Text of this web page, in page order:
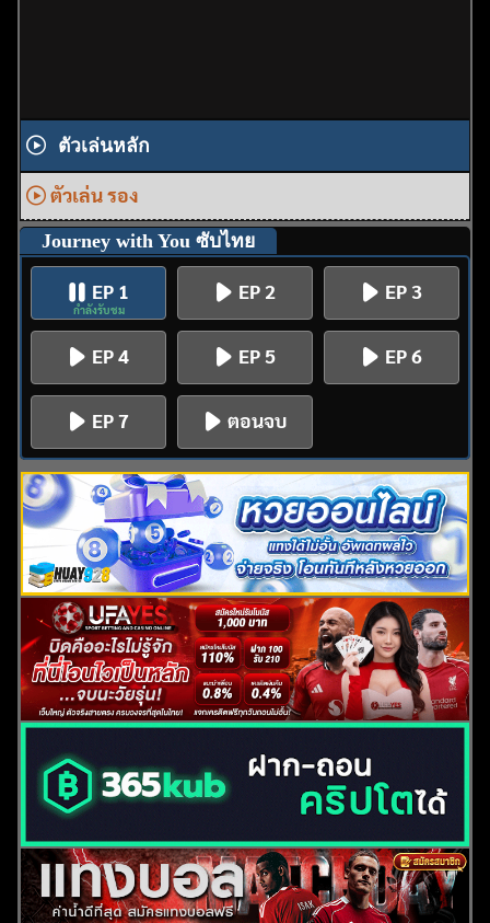
ตัวเล่นหลัก
ตัวเล่น รอง
Journey with You ซับไทย
EP 1
กำลังรับชม
EP 2 EP 3
EP 4 EP 5 EP 6
EP 7 ตอนจบ